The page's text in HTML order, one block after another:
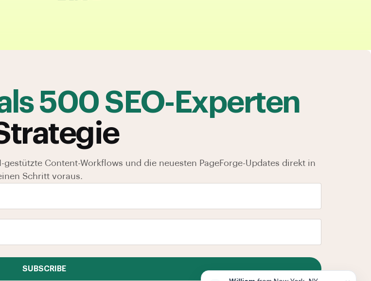
500 SEO-Experten
Content-Workflows und die neuesten PageForge-Updates direkt in
Schritt voraus.
SUBSCRIBE